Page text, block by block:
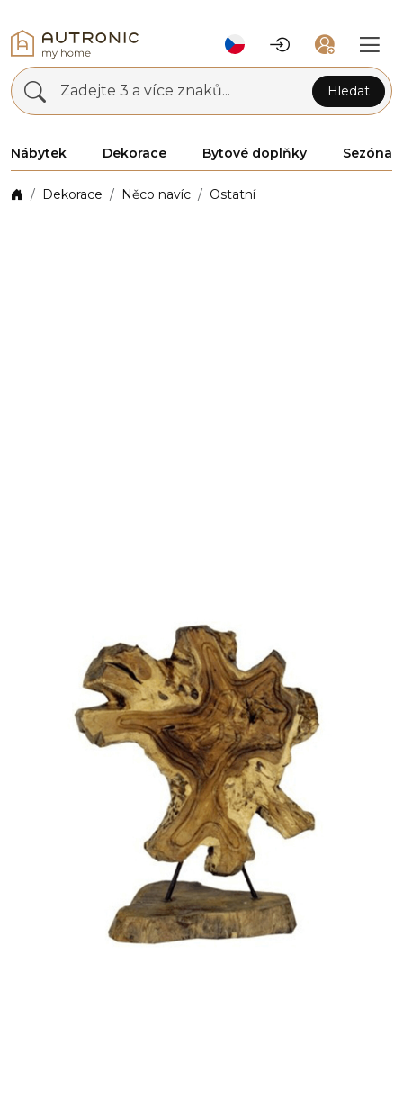
Zadejte 3 a více znaků... Hledat
Nábytek Dekorace Bytové doplňky Sezóna
Dekorace Něco navíc Ostatní